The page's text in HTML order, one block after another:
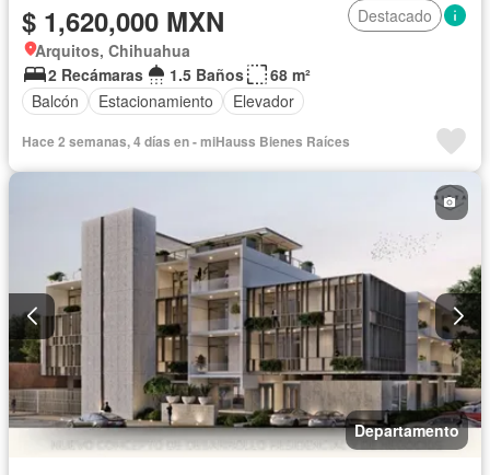
$ 1,620,000 MXN
Destacado
Arquitos, Chihuahua
2 Recámaras
1.5 Baños
68 m²
Balcón
Estacionamiento Elevador
Hace 2 semanas, 4 días en - miHauss Bienes Raíces
Departamento